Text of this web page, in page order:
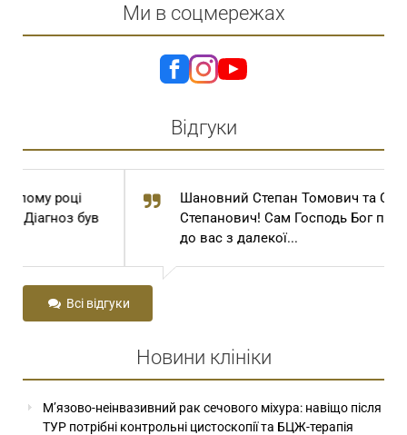
Ми в соцмережах
Відгуки
Шановний Степан Томович та Степан
Степанович! Сам Господь Бог привів мене
до вас з далекої...
Всі відгуки
Новини клініки
М’язово-неінвазивний рак сечового міхура: навіщо після
ТУР потрібні контрольні цистоскопії та БЦЖ-терапія